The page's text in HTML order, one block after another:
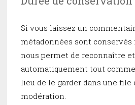
Si vous laissez un
métadonnées sont
nous permet de reconnaître et
automatiquement tout
lieu de le garder dans une file
modération.